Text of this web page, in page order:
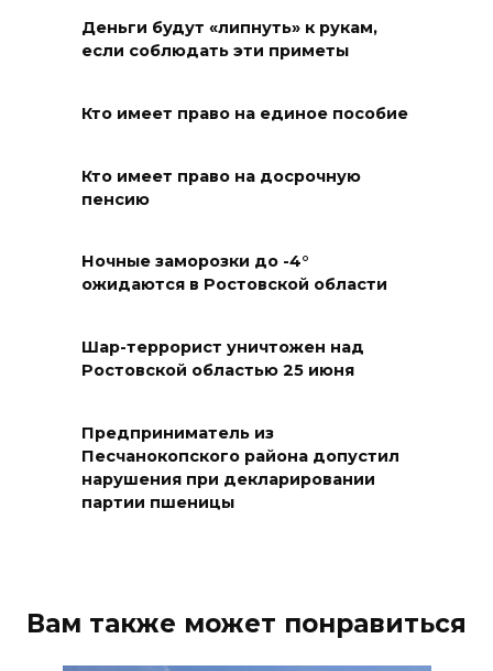
06 августа 2026 18:27
Наблюдатели готовятся к
06 августа 2026 18:25
пострадавшим при атаке
БПЛА на Кубани
погибли дети из-за атаки
БПЛА на Кубани
06 августа 2026 16:57
«Лучший школьный педагог-
Деньги будут «липнуть» к рукам,
если соблюдать эти приметы
Кто имеет право на единое пособие
Кто имеет право на досрочную
пенсию
Ночные заморозки до -4°
ожидаются в Ростовской области
Шар-террорист уничтожен над
Ростовской областью 25 июня
Предприниматель из
Песчанокопского района допустил
нарушения при декларировании
партии пшеницы
Вам также может понравиться